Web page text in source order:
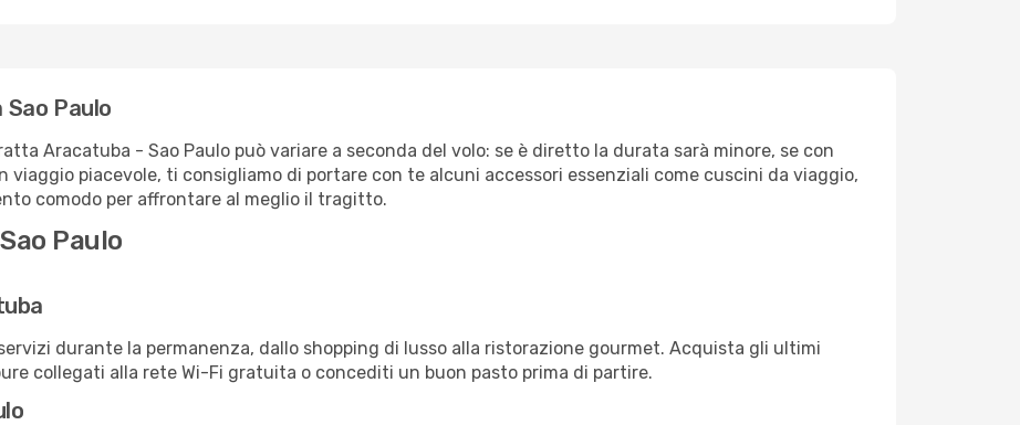
Paulo
Aracatuba - Sao Paulo può variare a seconda del volo: se è diretto la durata sarà minore, se con
viaggio piacevole, ti consigliamo di portare con te alcuni accessori essenziali come cuscini da viaggio,
comodo per affrontare al meglio il tragitto.
Paulo
durante la permanenza, dallo shopping di lusso alla ristorazione gourmet. Acquista gli ultimi
collegati alla rete Wi-Fi gratuita o concediti un buon pasto prima di partire.